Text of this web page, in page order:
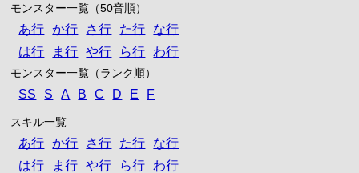
モンスター一覧（50音順）
あ行 か行 さ行 た行
な行
は行
ま行 や行 ら行 わ行
モンスター一覧（ランク順）
SS S A B C D E F
スキル一覧
あ行 か行 さ行 た行
な行
は行
ま行 や行 ら行 わ行